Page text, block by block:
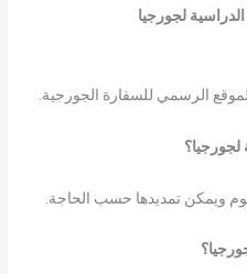
لجورجيا
الرسمي للسفارة الجورجية.
لجورجيا؟